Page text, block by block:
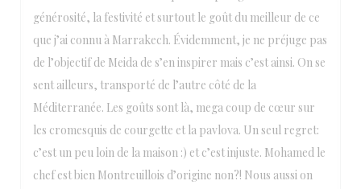
générosité, la festivité et surtout le goût du meilleur de ce
que j’ai connu à Marrakech. Évidemment, je ne préjuge pas
de l’objectif de Meida de s’en inspirer mais c’est ainsi. On se
sent ailleurs, transporté de l’autre côté de la
Méditerranée. Les goûts sont là, mega coup de cœur sur
les cromesquis de courgette et la pavlova. Un seul regret:
c’est un peu loin de la maison :) et c’est injuste. Mohamed le
chef est bien Montreuillois d’origine non?! Nous aussi on